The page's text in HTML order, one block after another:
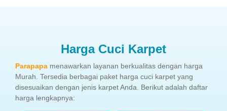
Harga Cuci Karpet
Parapapa menawarkan layanan berkualitas dengan harga
Murah. Tersedia berbagai paket harga cuci karpet yang
disesuaikan dengan jenis karpet Anda. Berikut adalah daftar
harga lengkapnya: